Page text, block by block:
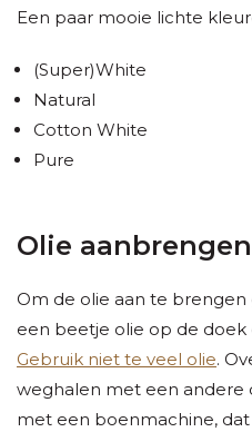
Een paar mooie lichte
(Super)White
Natural
Cotton White
Pure
Olie aanbrengen
Om de olie aan te
een beetje olie op de doek
Gebruik niet te veel olie.
weghalen met een andere
met een boenmachine,